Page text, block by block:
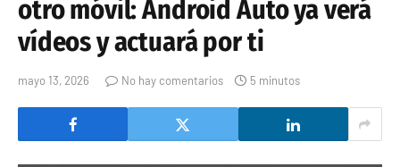
otro móvil: Android Auto ya verá
vídeos y actuará por ti
mayo 13, 2026 No hay comentarios 5 minutos